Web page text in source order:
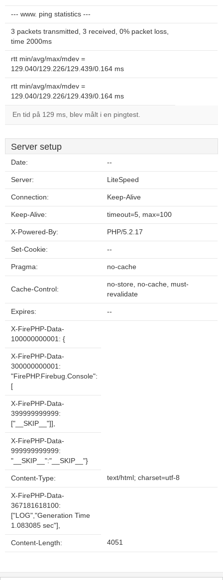
--- www. ping statistics ---
3 packets transmitted, 3 received, 0% packet loss,
time 2000ms
rtt min/avg/max/mdev =
129.040/129.226/129.439/0.164 ms
rtt min/avg/max/mdev =
129.040/129.226/129.439/0.164 ms
En tid på 129 ms, blev målt i en pingtest.
Server setup
Date: --
Server: LiteSpeed
Connection: Keep-Alive
Keep-Alive: timeout=5, max=100
X-Powered-By: PHP/5.2.17
Set-Cookie: --
Pragma: no-cache
Cache-Control:
no-store, no-cache, must-
revalidate
Expires: --
X-FirePHP-Data-
100000000001: {
X-FirePHP-Data-
300000000001:
"FirePHP.Firebug.Console":
[
X-FirePHP-Data-
399999999999:
["__SKIP__"]],
X-FirePHP-Data-
999999999999:
"__SKIP__":"__SKIP__"}
Content-Type: text/html; charset=utf-8
X-FirePHP-Data-
367181618100:
["LOG","Generation Time
1.083085 sec"],
Content-Length: 4051